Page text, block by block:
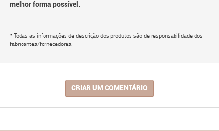
melhor forma possível.
* Todas as informações de descrição dos produtos são de responsabilidade dos
fabricantes/fornecedores.
CRIAR UM COMENTÁRIO